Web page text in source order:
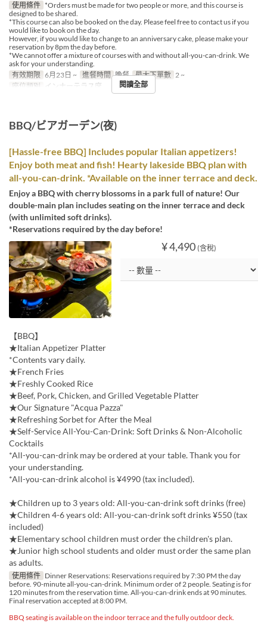
使用條件 *Orders must be made for two people or more, and this course is
designed to be shared.
*This course can also be booked on the day. Please feel free to contact us if you
would like to book on the day.
However, if you would like to change to an anniversary cake, please make your
reservation by 8pm the day before.
*We cannot offer a mixture of courses with and without all-you-can-drink. We
ask for your understanding.
有效期限 6月23日 ~ 進餐時間 晚餐 最大下單數 2 ~
座位類別
インナーテラス席 閱讀全部
BBQ/ビアガーデン(夜)
[Hassle-free BBQ] Includes popular Italian appetizers!
Enjoy both meat and fish! Hearty lakeside BBQ plan with
all-you-can-drink. *Available on the inner terrace and deck.
Enjoy a BBQ with cherry blossoms in a park full of nature! Our
double-main plan includes seating on the inner terrace and deck
(with unlimited soft drinks).
*Reservations required by the day before!
¥ 4,490 (含稅)
【BBQ】
★Italian Appetizer Platter
*Contents vary daily.
★French Fries
★Freshly Cooked Rice
★Beef, Pork, Chicken, and Grilled Vegetable Platter
★Our Signature "Acqua Pazza"
★Refreshing Sorbet for After the Meal
★Self-Service All-You-Can-Drink: Soft Drinks & Non-Alcoholic
Cocktails
*All-you-can-drink may be ordered at your table. Thank you for
your understanding.
*All-you-can-drink alcohol is ¥4990 (tax included).
★Children up to 3 years old: All-you-can-drink soft drinks (free)
★Children 4-6 years old: All-you-can-drink soft drinks ¥550 (tax
included)
★Elementary school children must order the children's plan.
★Junior high school students and older must order the same plan
as adults.
使用條件 Dinner Reservations: Reservations required by 7:30 PM the day
before. 90-minute all-you-can-drink. Minimum order of 2 people. Seating is for
120 minutes from the reservation time. All-you-can-drink ends at 90 minutes.
Final reservation accepted at 8:00 PM.
BBQ seating is available on the indoor terrace and the fully outdoor deck.